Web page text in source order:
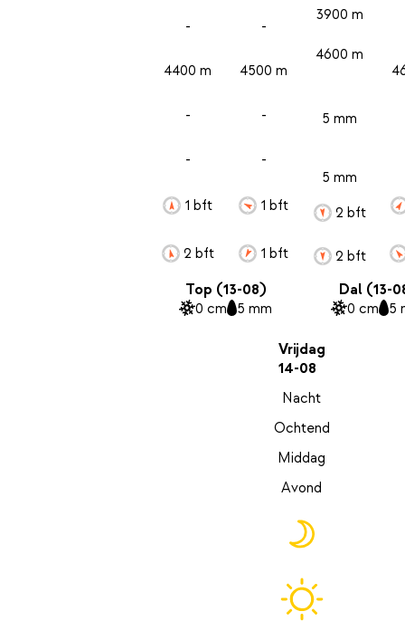
-
4400 m
-
-
1 bft
2 bft
-
4500 m
-
-
1 bft
1 bft
3900 m
4600 m
5 mm
5 mm
2 bft
2 bft
Top (13-08)
0 cm 5 mm
Dal (13-
0 cm 5
Vrijdag
14-08
Nacht
Ochtend
Middag
Avond